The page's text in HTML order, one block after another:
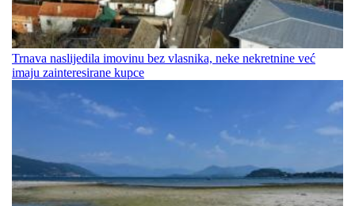
Trnava naslijedila imovinu bez vlasnika, neke nekretnine već
imaju zainteresirane kupce